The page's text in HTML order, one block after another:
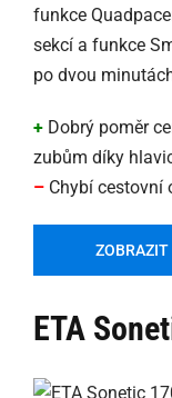
funkce
sekcí a funkce
po dvou
+ Dobrý poměr
zubům díky
– Chybí cestovní
ETA